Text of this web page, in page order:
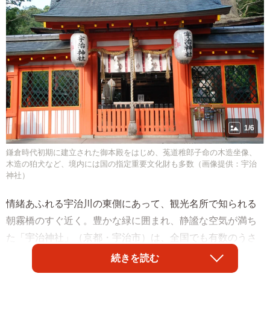
1/6
鎌倉時代初期に建立された御本殿をはじめ、菟道稚郎子命の木造坐像、
木造の狛犬など、境内には国の指定重要文化財も多数（画像提供：宇治
神社）
情緒あふれる宇治川の東側にあって、観光名所で知られる
朝霧橋のすぐ近く。豊かな緑に囲まれ、静謐な空気が満ち
た「宇治神社」（京都・宇治市）は、全国でも有数のうさ
ぎに縁のあるパワースポットとして親しまれています。
続きを読む